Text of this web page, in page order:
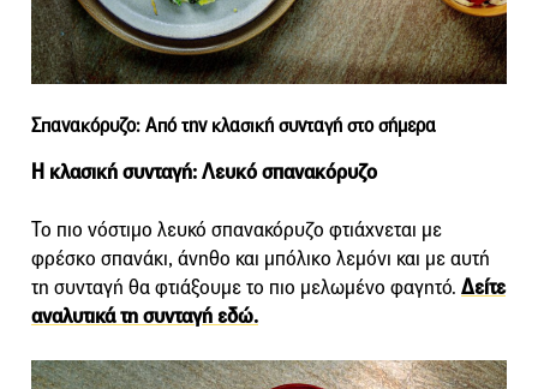
Σπανακόρυζο: Από την κλασική συνταγή στο σήμερα
Η κλασική συνταγή: Λευκό σπανακόρυζο
Το πιο νόστιμο λευκό σπανακόρυζο φτιάχνεται με
φρέσκο σπανάκι, άνηθο και μπόλικο λεμόνι και με αυτή
τη συνταγή θα φτιάξουμε το πιο μελωμένο φαγητό. Δείτε
αναλυτικά τη συνταγή εδώ.